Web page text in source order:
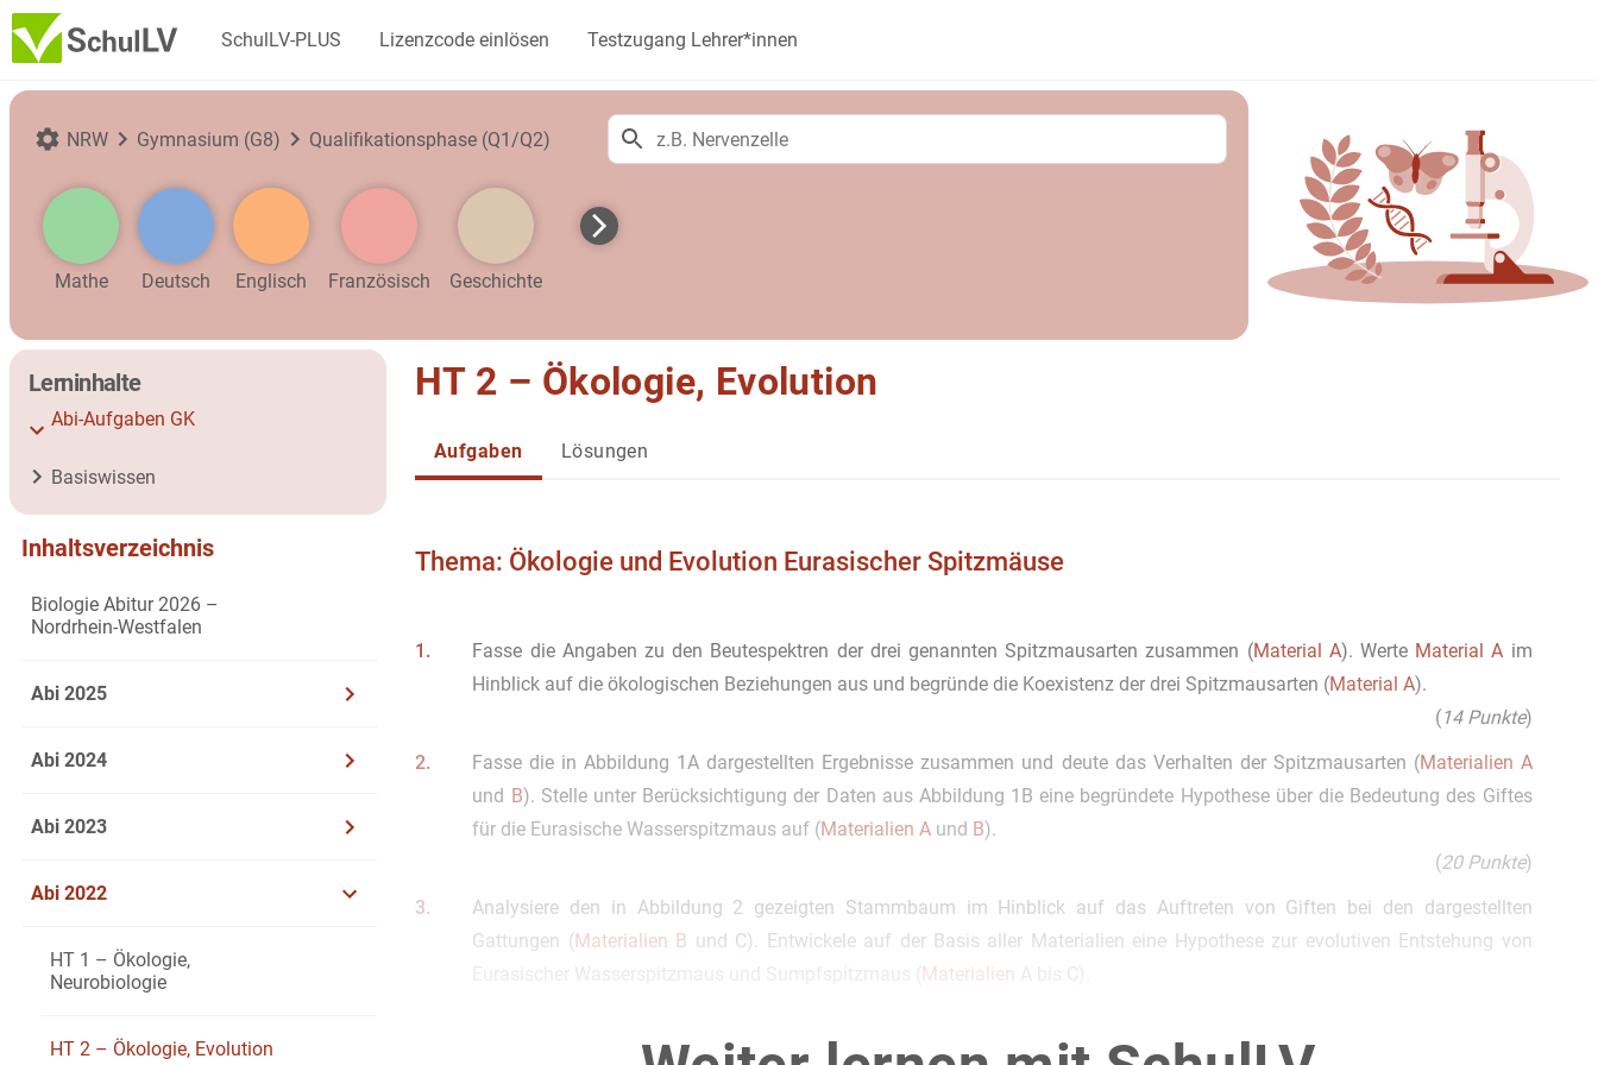
SchulLV-PLUS Lizenzcode einlösen Testzugang Lehrer*innen
NRW Gymnasium (G8) Qualifikationsphase (Q1/Q2)
Mathe Deutsch Englisch Französisch Geschichte
Lerninhalte
Abi-Aufgaben GK
Basiswissen
Inhaltsverzeichnis
Biologie Abitur 2026 –
Nordrhein-Westfalen
Abi 2025
Abi 2024
Abi 2023
Abi 2022
HT 1 – Ökologie,
Neurobiologie
HT 2 – Ökologie, Evolution
HT 2 – Ökologie, Evolution
Aufgaben Lösungen
Thema: Ökologie und Evolution Eurasischer Spitzmäuse
1. Fasse die Angaben zu den Beutespektren der drei genannten Spitzmausarten zusammen (Material A). Werte Material A im
Hinblick auf die ökologischen Beziehungen aus und begründe die Koexistenz der drei Spitzmausarten (Material A).
(14 Punkte)
2.
Fasse die in Abbildung 1A dargestellten Ergebnisse zusammen und deute das Verhalten der Spitzmausarten (Materialien A
und B). Stelle unter Berücksichtigung der Daten aus Abbildung 1B eine begründete Hypothese über die Bedeutung des Giftes
für die Eurasische Wasserspitzmaus auf (Materialien A und B).
(20 Punkte)
3.
Analysiere den in Abbildung 2 gezeigten Stammbaum im Hinblick auf das Auftreten von Giften bei den dargestellten
Gattungen (Materialien B und C). Entwickele auf der Basis aller Materialien eine Hypothese zur evolutiven Entstehung von
Materialien A C